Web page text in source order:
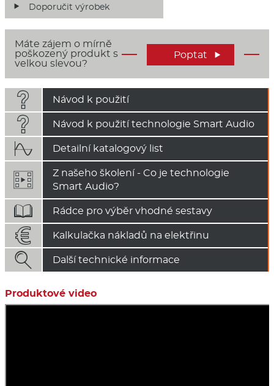
Doporučit výrobek
Poptat 
Máte zájem o mírně
poškozený produkt s
velkou slevou?
 Návod k použití
 Návod k použití technologie Smart Audio
 Detailní katalogový list
Z našeho školení - Co je technologie
Smart Audio?
 Rádce pro výběr vhodné sestavy
 Kalkulačka nákladů na elektřinu
 Další technické informace
Produktové video